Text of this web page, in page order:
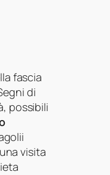
fascia
di
possibili
visita